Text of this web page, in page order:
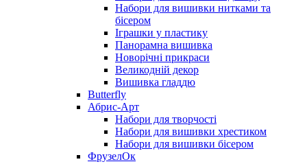
Набори для вишивки нитками та
бісером
Іграшки у пластику
Панорамна вишивка
Новорічні прикраси
Великодній декор
Вишивка гладдю
Butterfly
Абрис-Арт
Набори для творчості
Набори для вишивки хрестиком
Набори для вишивки бісером
ФрузелОк